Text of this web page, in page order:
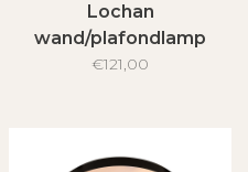
Lochan
wand/plafondlamp
€121,00